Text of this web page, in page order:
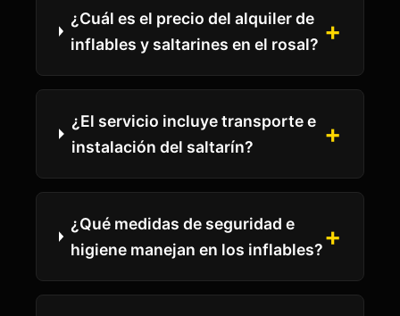
¿Cuál es el precio del alquiler de
inflables y saltarines en el rosal? +
¿El servicio incluye transporte e
instalación del saltarín?
+
¿Qué medidas de seguridad e
higiene manejan en los inflables?+